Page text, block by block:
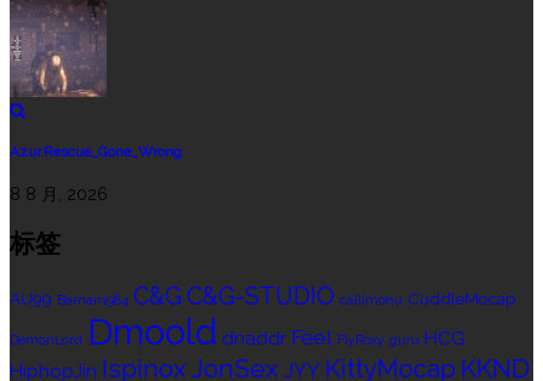
Azur.Rescue_Gone_Wrong
8 8 月, 2026
标签
AU99 Bamair1984 C&G C&G-STUDIO callimohu CuddleMocap
DemonLord Dmoold dnaddr Feel FlyRoxy guru HCG
HiphopJin Ispinox JonSex JYY KittyMocap KKND